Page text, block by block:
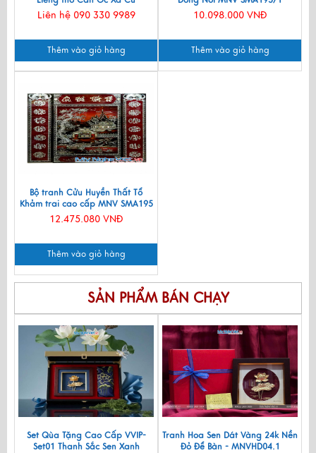
1.26mx1.26m
Liên hệ 090 330 9989
Thêm vào giỏ hàng
10.098.000 VNĐ
Thêm vào giỏ hàng
Bộ tranh Cửu Huyền Thất Tổ
Khảm trai cao cấp MNV SMA195
12.475.080 VNĐ
Thêm vào giỏ hàng
SẢN PHẨM BÁN CHẠY
Set Qùa Tặng Cao Cấp VVIP-
Set01 Thanh Sắc Sen Xanh
Tranh Hoa Sen Dát Vàng 24k Nền
Đỏ Để Bàn - MNVHD04.1